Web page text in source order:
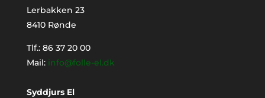
Lerbakken 23
8410 Rønde
Tlf.: 86 37 20 00
Mail: info@folle-el.dk
Syddjurs El